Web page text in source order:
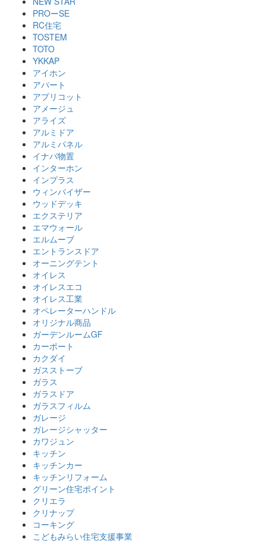
PROーSE
RC住宅
TOSTEM
TOTO
YKKAP
アイホン
アパート
アプリコット
アメージュ
アライズ
アルミドア
アルミパネル
イナバ物置
インターホン
インプラス
ウィンバイザー
ウッドデッキ
エクステリア
エマウォール
エルムーブ
エントランスドア
オーニングテント
オイレス
オイレスエコ
オイレス工業
オペレーターハンドル
オリジナル商品
ガーデンルームGF
カーポート
カクダイ
ガスストーブ
ガラス
ガラスドア
ガラスフィルム
ガレージ
ガレージシャッター
カワジュン
キッチン
キッチンカー
キッチンリフォーム
グリーン住宅ポイント
クリエラ
クリナップ
コーキング
こどもみらい住宅支援事業